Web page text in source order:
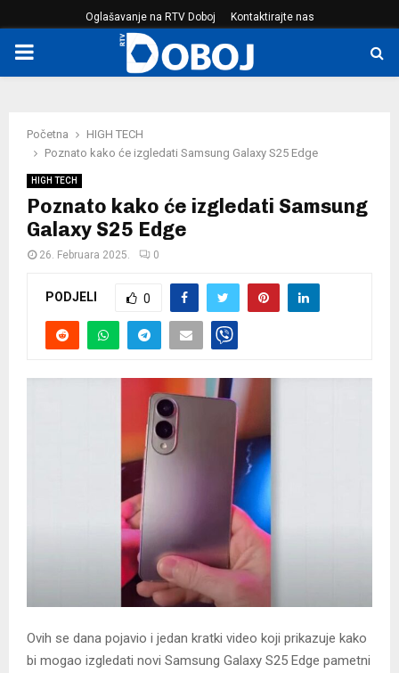
Oglašavanje na RTV Doboj Kontaktirajte nas
PRIMARY
Početna
HIGH TECH
Poznato kako će izgledati Samsung Galaxy S25 Edge
HIGH TECH
Poznato kako će izgledati Samsung
Galaxy S25 Edge
26. Februara 2025. 0
PODJELI 0
Ovih se dana pojavio i jedan kratki video koji prikazuje kako
bi mogao izgledati novi Samsung Galaxy S25 Edge pametni